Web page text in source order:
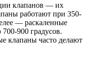
клапанов — их
работают при 350-
— раскаленные
900 градусов.
клапаны часто делают